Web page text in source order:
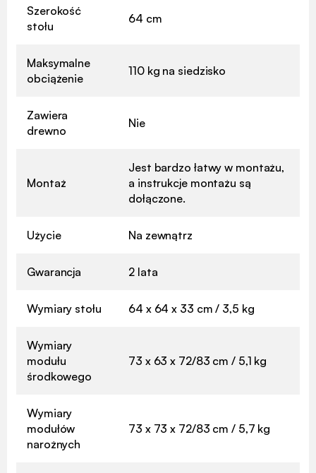
Szerokość
stołu
64 cm
Maksymalne
obciążenie
110 kg na siedzisko
Zawiera
drewno
Nie
Montaż
Jest bardzo łatwy w montażu,
a instrukcje montażu są
dołączone.
Użycie Na zewnątrz
Gwarancja 2 lata
Wymiary stołu 64 x 64 x 33 cm / 3,5 kg
Wymiary
modułu
środkowego
73 x 63 x 72/83 cm / 5,1 kg
Wymiary
modułów
narożnych
73 x 73 x 72/83 cm / 5,7 kg